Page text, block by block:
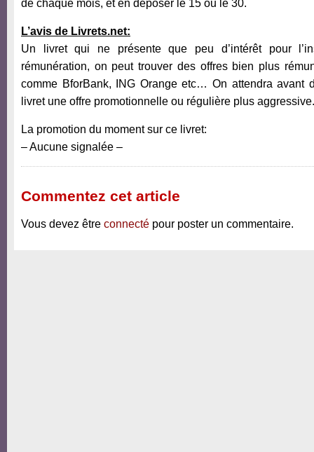
de chaque mois, et en déposer le 15 ou le 30.
L’avis de Livrets.net:
Un livret qui ne présente que peu d’intérêt pour
rémunération, on peut trouver des offres bien plus
comme BforBank, ING Orange etc… On attendra avant
livret une offre promotionnelle ou régulière plus aggressive.
La promotion du moment sur ce livret:
– Aucune signalée –
Commentez cet article
Vous devez être connecté pour poster un commentaire.